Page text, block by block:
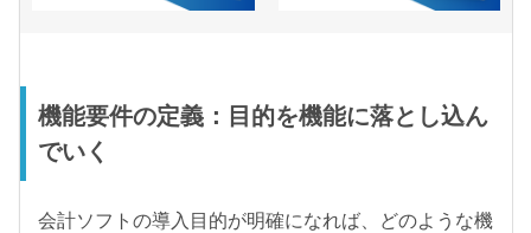
機能要件の定義：目的を機能に落とし込ん
でいく
会計ソフトの導入目的が明確になれば、どのような機